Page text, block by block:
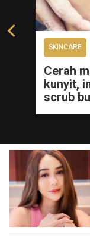
SKINCARE
Cerah
kunyit,
scrub